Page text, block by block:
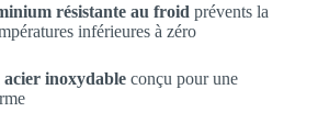
résistante au froid prévents la
inférieures à zéro
acier inoxydable conçu pour une